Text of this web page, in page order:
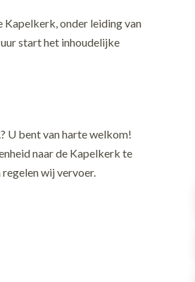
Kapelkerk, onder leiding van
start het inhoudelijke
U bent van harte welkom!
naar de Kapelkerk te
wij vervoer.